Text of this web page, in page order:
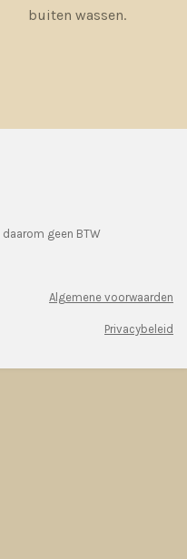
buiten wassen.
daarom geen BTW
Algemene voorwaarden
Privacybeleid